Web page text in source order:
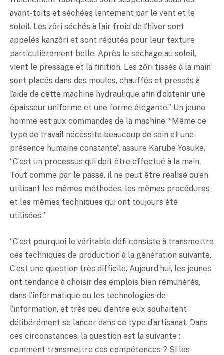
avant-toits et séchées lentement par le vent et le
soleil. Les zôri séchés à l’air froid de l’hiver sont
appelés kanzôri et sont réputés pour leur texture
particulièrement belle. Après le séchage au soleil,
vient le pressage et la finition. Les zôri tissés à la main
sont placés dans des moules, chauffés et pressés à
l’aide de cette machine hydraulique afin d’obtenir une
épaisseur uniforme et une forme élégante.” Un jeune
homme est aux commandes de la machine. “Même ce
type de travail nécessite beaucoup de soin et une
présence humaine constante”, assure Karube Yosuke.
“C’est un processus qui doit être effectué à la main.
Tout comme par le passé, il ne peut être réalisé qu’en
utilisant les mêmes méthodes, les mêmes procédures
et les mêmes techniques qui ont toujours été
utilisées.”
“C’est pourquoi le véritable défi consiste à transmettre
ces techniques de production à la génération suivante.
C’est une question très difficile. Aujourd’hui, les jeunes
ont tendance à choisir des emplois bien rémunérés,
dans l’informatique ou les technologies de
l’information, et très peu d’entre eux souhaitent
délibérément se lancer dans ce type d’artisanat. Dans
ces circonstances, la question est la suivante :
comment transmettre ces compétences ? Si les